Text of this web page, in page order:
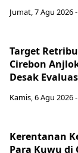
Jumat, 7 Agu 2026
Target
Cirebon
Desak
Kamis, 6 Agu 2026
Kerentanan
Para Kuwu di